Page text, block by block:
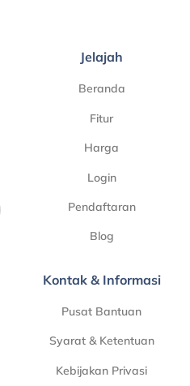
Jelajah
Beranda
Fitur
Harga
Login
Pendaftaran
Blog
Kontak & Informasi
Pusat Bantuan
Syarat & Ketentuan
Kebijakan Privasi